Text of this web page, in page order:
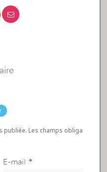
publiée. Les champs obliga
E-mail *